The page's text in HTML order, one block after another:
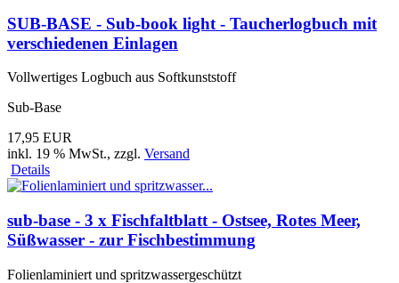
SUB-BASE - Sub-book light - Taucherlogbuch mit
verschiedenen Einlagen
Vollwertiges Logbuch aus Softkunststoff
Sub-Base
17,95 EUR
inkl. 19 % MwSt., zzgl. Versand
Details
sub-base - 3 x Fischfaltblatt - Ostsee, Rotes Meer,
Süßwasser - zur Fischbestimmung
Folienlaminiert und spritzwassergeschützt